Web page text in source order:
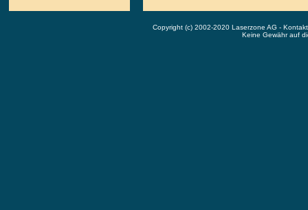
Copyright (c) 2002-2020 Laserzone AG -
Keine Gewähr auf